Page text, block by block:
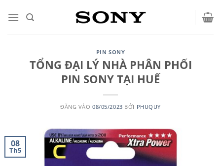
qua
PIN SONY
TỔNG ĐẠI LÝ NHÀ PHÂN PHỐI
PIN SONY TẠI HUẾ
ĐĂNG VÀO08/05/2023 BỞI PHUQUY
08
Th5